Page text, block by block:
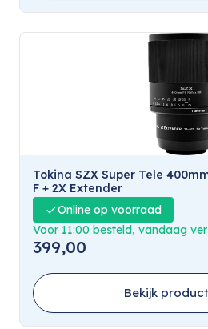
Tokina SZX Super Tele
F + 2X Extender
Online op voorraad
Voor 11:00 besteld, vandaag
399,00
Bekijk product